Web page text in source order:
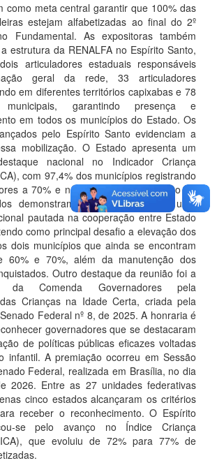
como meta central garantir que 100% das
estejam alfabetizadas ao final do 2º
Fundamental. As expositoras também
estrutura da RENALFA no Espírito Santo,
articuladores estaduais responsáveis
geral da rede, 33 articuladores
em diferentes territórios capixabas e 78
municipais, garantindo presença e
em todos os municípios do Estado. Os
pelo Espírito Santo evidenciam a
mobilização. O Estado apresenta um
nacional no Indicador Criança
com 97,4% dos municípios registrando
a 70% e nenhum município abaixo de
demonstram a consolidação de uma
pautada na cooperação entre Estado
como principal desafio a elevação dos
dois municípios que ainda se encontram
60% e 70%, além da manutenção dos
Outro destaque da reunião foi a
da Comenda Governadores pela
Crianças na Idade Certa, criada pela
Federal nº 8, de 2025. A honraria é
governadores que se destacaram
de políticas públicas eficazes voltadas
infantil. A premiação ocorreu em Sessão
Federal, realizada em Brasília, no dia
2026. Entre as 27 unidades federativas
cinco estados alcançaram os critérios
receber o reconhecimento. O Espírito
se pelo avanço no Índice Criança
que evoluiu de 72% para 77% de